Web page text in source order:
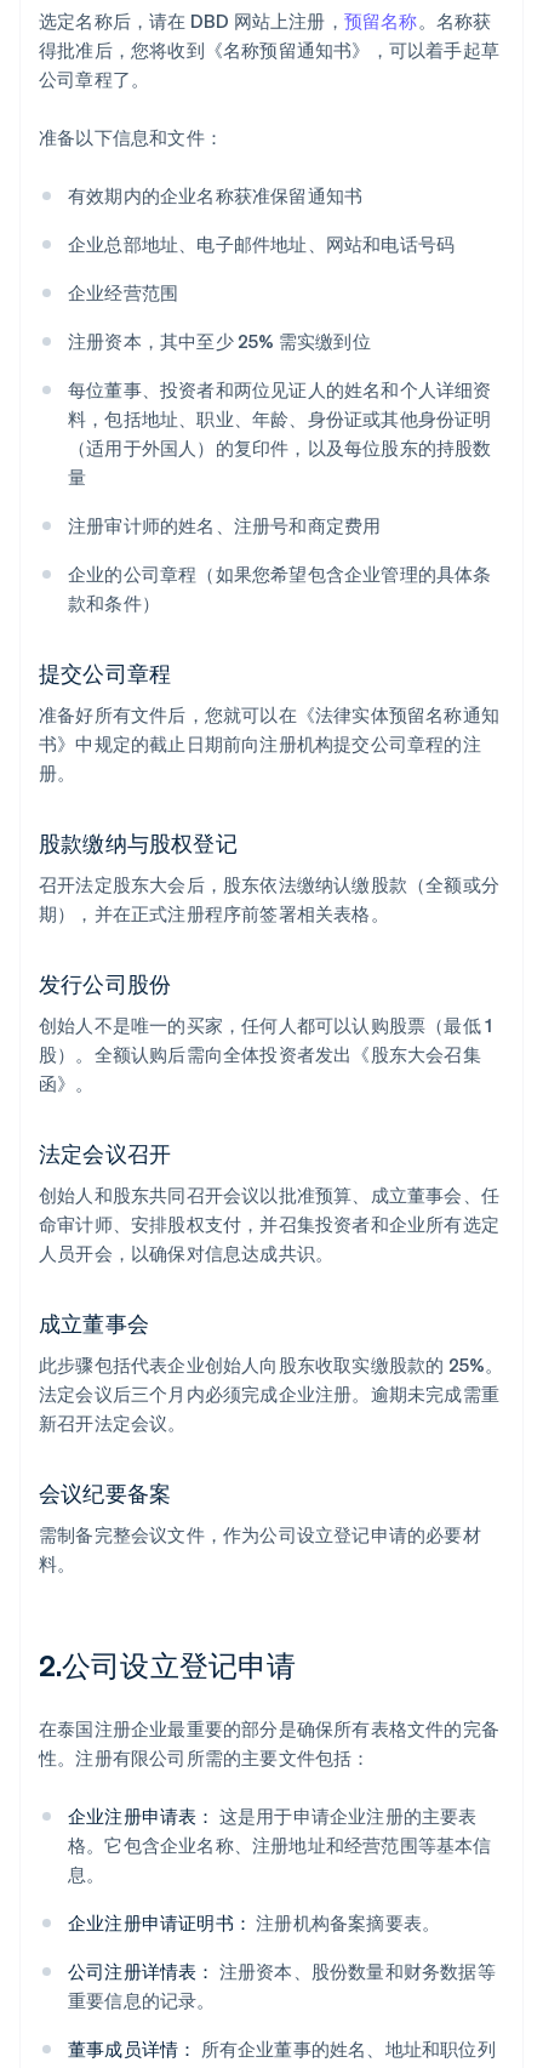
选定名称后，请在 DBD 网站上注册， 预留名称。名称获
得批准后，您将收到《名称预留通知书》，可以着手起草
公司章程了。
准备以下信息和文件：
有效期内的企业名称获准保留通知书
企业总部地址、电子邮件地址、网站和电话号码
企业经营范围
注册资本，其中至少 25% 需实缴到位
每位董事、投资者和两位见证人的姓名和个人详细资
料，包括地址、职业、年龄、身份证或其他身份证明
（适用于外国人）的复印件，以及每位股东的持股数
量
注册审计师的姓名、注册号和商定费用
企业的公司章程（如果您希望包含企业管理的具体条
款和条件）
提交公司章程
准备好所有文件后，您就可以在《法律实体预留名称通知
书》中规定的截止日期前向注册机构提交公司章程的注
册。
股款缴纳与股权登记
召开法定股东大会后，股东依法缴纳认缴股款（全额或分
期），并在正式注册程序前签署相关表格。
发行公司股份
创始人不是唯一的买家，任何人都可以认购股票（最低 1
股）。全额认购后需向全体投资者发出《股东大会召集
函》。
法定会议召开
创始人和股东共同召开会议以批准预算、成立董事会、任
命审计师、安排股权支付，并召集投资者和企业所有选定
人员开会，以确保对信息达成共识。
成立董事会
此步骤包括代表企业创始人向股东收取实缴股款的 25%。
法定会议后三个月内必须完成企业注册。逾期未完成需重
新召开法定会议。
会议纪要备案
需制备完整会议文件，作为公司设立登记申请的必要材
料。
2.公司设立登记申请
在泰国注册企业最重要的部分是确保所有表格文件的完备
性。注册有限公司所需的主要文件包括：
企业注册申请表： 这是用于申请企业注册的主要表
格。它包含企业名称、注册地址和经营范围等基本信
息。
企业注册申请证明书： 注册机构备案摘要表。
公司注册详情表： 注册资本、股份数量和财务数据等
重要信息的记录。
董事成员详情： 所有企业董事的姓名、地址和职位列